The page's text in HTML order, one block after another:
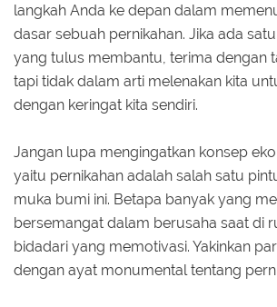
langkah Anda ke depan dalam
dasar sebuah pernikahan. Jika ada
yang tulus membantu, terima dengan
tapi tidak dalam arti melenakan kita
dengan keringat kita sendiri.
Jangan lupa mengingatkan konsep
yaitu pernikahan adalah salah satu
muka bumi ini. Betapa banyak yang
bersemangat dalam berusaha saat di
bidadari yang memotivasi. Yakinkan
dengan ayat monumental tentang